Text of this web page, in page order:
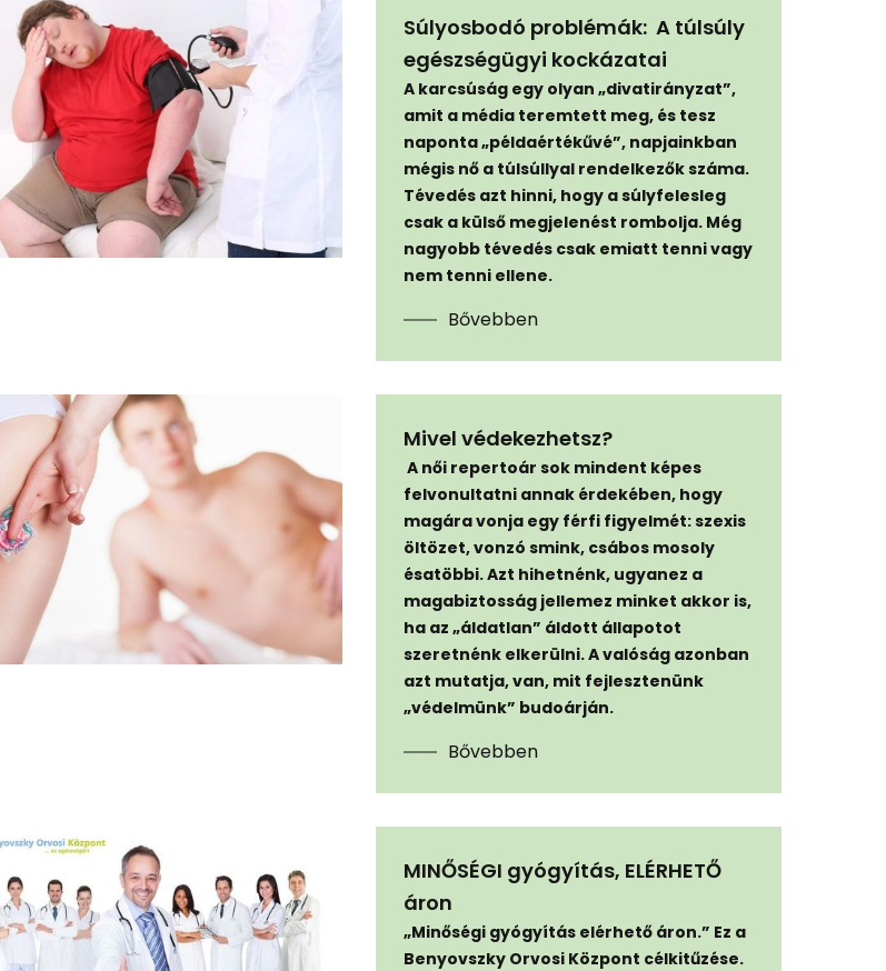
Súlyosbodó problémák: A túlsúly
egészségügyi kockázatai
A karcsúság egy olyan „divatirányzat”,
amit a média teremtett meg, és tesz
naponta „példaértékűvé”, napjainkban
mégis nő a túlsúllyal rendelkezők száma.
Tévedés azt hinni, hogy a súlyfelesleg
csak a külső megjelenést rombolja. Még
nagyobb tévedés csak emiatt tenni vagy
nem tenni ellene.
Bővebben
Mivel védekezhetsz?
A női repertoár sok mindent képes
felvonultatni annak érdekében, hogy
magára vonja egy férfi figyelmét: szexis
öltözet, vonzó smink, csábos mosoly
ésatöbbi. Azt hihetnénk, ugyanez a
magabiztosság jellemez minket akkor is,
ha az „áldatlan” áldott állapotot
szeretnénk elkerülni. A valóság azonban
azt mutatja, van, mit fejlesztenünk
„védelmünk” budoárján.
Bővebben
MINŐSÉGI gyógyítás, ELÉRHETŐ
áron
„Minőségi gyógyítás elérhető áron.” Ez a
Benyovszky Orvosi Központ célkitűzése.